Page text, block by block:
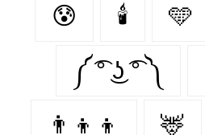
😰 🕯 🩵
༼ ͡° ͜ʖ ͡° ༽
👨‍👦‍👦 🦌